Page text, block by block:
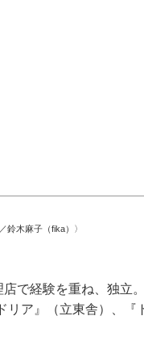
木麻子（fika）〉
で経験を重ね、独立
リア』（立東舎）、『